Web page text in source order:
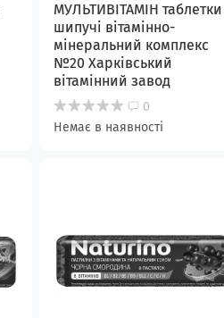
МУЛЬТИВІТАМІН таблетки
шипучі вітамінно-
мінеральний комплекс
№20 Харкiвський
вiтамiнний завод
0
Немає в наявності